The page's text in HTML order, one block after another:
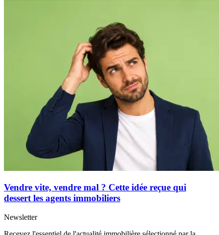
Vendre vite, vendre mal ? Cette idée reçue qui
dessert les agents immobiliers
Newsletter